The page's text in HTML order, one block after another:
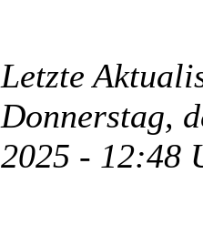
Letzte
Donnerstag,
2025 -